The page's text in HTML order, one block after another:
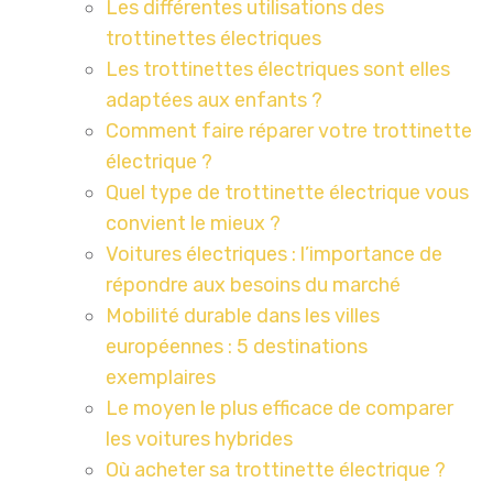
Les différentes utilisations des
trottinettes électriques
Les trottinettes électriques sont elles
adaptées aux enfants ?
Comment faire réparer votre trottinette
électrique ?
Quel type de trottinette électrique vous
convient le mieux ?
Voitures électriques : l’importance de
répondre aux besoins du marché
Mobilité durable dans les villes
européennes : 5 destinations
exemplaires
Le moyen le plus efficace de comparer
les voitures hybrides
Où acheter sa trottinette électrique ?